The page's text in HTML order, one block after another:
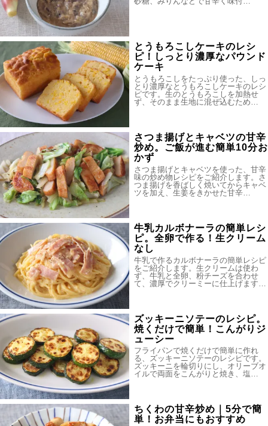
とうもろこしケーキのレシ
ピ！しっとり濃厚なパウンド
ケーキ
とうもろこしをたっぷり使った、しっ
とり濃厚なとうもろこしケーキのレシ
ピです。生のとうもろこしを加熱せ
ず、そのまま生地に混ぜ込むため…
さつま揚げとキャベツの甘辛
炒め。ご飯が進む簡単10分お
かず
さつま揚げとキャベツを使った、甘辛
味の炒め物レシピをご紹介します。さ
つま揚げを香ばしく焼いてからキャベ
ツを加え、生姜をきかせた甘辛…
牛乳カルボナーラの簡単レシ
ピ。全卵で作る！生クリーム
なし
牛乳で作るカルボナーラの簡単レシピ
をご紹介します。生クリームは使わ
ず、牛乳と全卵、粉チーズを合わせ
て、濃厚でクリーミーに仕上げます…
ズッキーニソテーのレシピ。
焼くだけで簡単！こんがりジ
ューシー
フライパンで焼くだけで簡単に作れ
る、ズッキーニソテーのレシピです。
ズッキーニを輪切りにし、オリーブオ
イルで両面をこんがりと焼き、塩…
ちくわの甘辛炒め｜5分で簡
単！お弁当にもおすすめ